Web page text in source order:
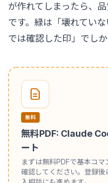
が作れてしまったら、
です。緑は「壊れてい
では確認した印」でしか
無料
無料PDF: Claude
ート
まずは無料PDFで基本コ
確認してください。登録